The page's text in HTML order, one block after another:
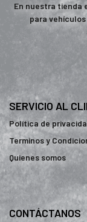
En nuestra tienda
para
SERVICIO AL
Política de
Terminos y
Quienes somos
CONTÁCTANOS